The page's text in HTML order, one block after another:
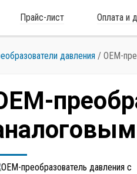
Прайс-лист Оплата и
давления / OEM-